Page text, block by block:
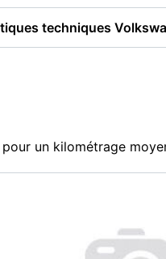
techniques
un kilométrage